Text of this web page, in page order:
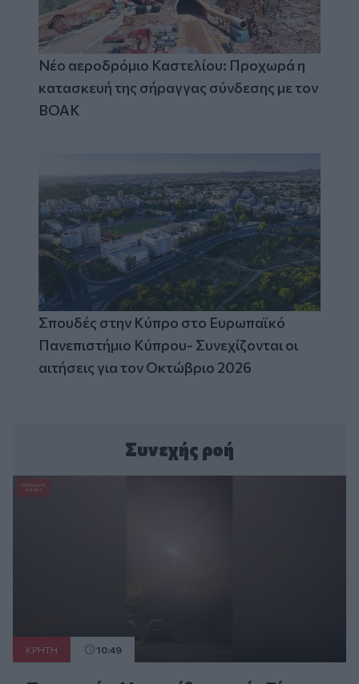
Νέο αεροδρόμιο Καστελίου: Προχωρά η
κατασκευή της σήραγγας σύνδεσης με τον
ΒΟΑΚ
Σπουδές στην Κύπρο στο Ευρωπαϊκό
Πανεπιστήμιο Κύπρου- Συνεχίζονται οι
αιτήσεις για τον Οκτώβριο 2026
Συνεχής ροή
ΚΡΗΤΗ 10:49